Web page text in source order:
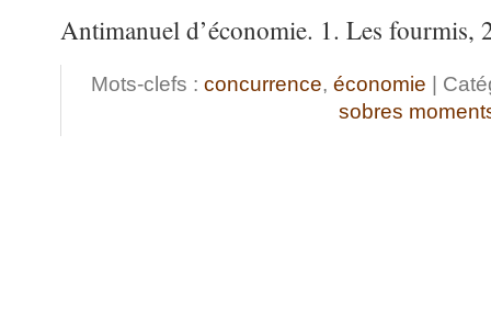
Antimanuel d’économie. 1. Les fourmis,
Mots-clefs : concurrence, économie |
sobres